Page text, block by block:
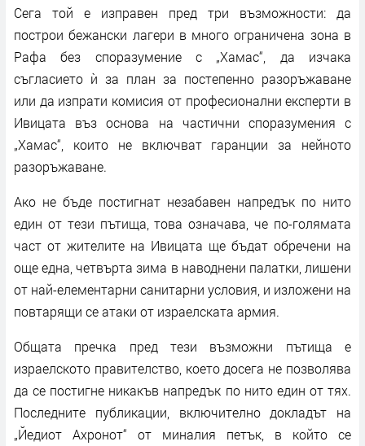
Сега той е изправен пред три възможности: да
построи бежански лагери в много ограничена зона в
Рафа без споразумение с „Хамас“, да изчака
съгласието ѝ за план за постепенно разоръжаване
или да изпрати комисия от професионални експерти в
Ивицата въз основа на частични споразумения с
„Хамас“, които не включват гаранции за нейното
разоръжаване.
Ако не бъде постигнат незабавен напредък по нито
един от тези пътища, това означава, че по-голямата
част от жителите на Ивицата ще бъдат обречени на
още една, четвърта зима в наводнени палатки, лишени
от най-елементарни санитарни условия, и изложени на
повтарящи се атаки от израелската армия.
Общата пречка пред тези възможни пътища е
израелското правителство, което досега не позволява
да се постигне никакъв напредък по нито един от тях.
Последните публикации, включително докладът на
„Йедиот Ахронот“ от миналия петък, в който се